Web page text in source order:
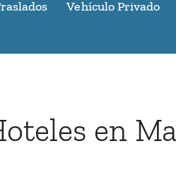
Vehículo Privado
en